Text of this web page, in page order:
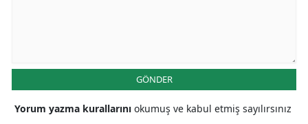
GÖNDER
Yorum yazma kurallarını okumuş ve kabul etmiş sayılırsınız